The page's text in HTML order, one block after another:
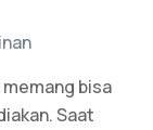
bisa
Saat